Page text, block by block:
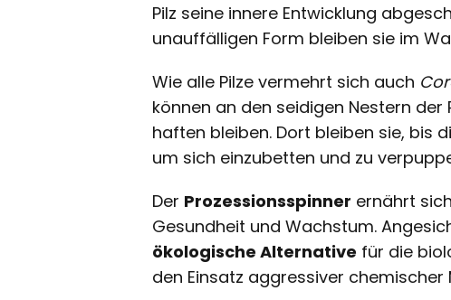
Pilz seine innere Entwicklung
unauffälligen Form bleiben sie im
Wie alle Pilze vermehrt sich auch
können an den seidigen Nestern
haften bleiben. Dort bleiben sie, bis
um sich einzubetten und zu
Der Prozessionsspinner ernährt
Gesundheit und Wachstum.
ökologische Alternative für die
den Einsatz aggressiver chemischer